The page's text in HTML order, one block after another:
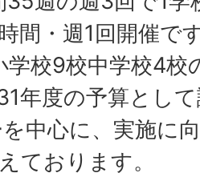
間・週1回開催で
学校9校中学校4校
年度の予算とし
中心に、実施に
ております。